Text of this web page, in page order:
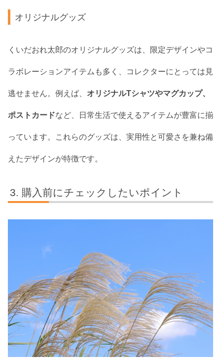
オリジナルグッズ
くいだおれ太郎のオリジナルグッズは、限定デザインやコ
ラボレーションアイテムも多く、コレクターにとっては見
逃せません。例えば、 オリジナルTシャツやマグカップ、
ポストカードなど、日常生活で使えるアイテムが豊富に揃
っています。これらのグッズは、実用性と可愛さを兼ね備
えたデザインが特徴です。
購入前にチェックしたいポイント